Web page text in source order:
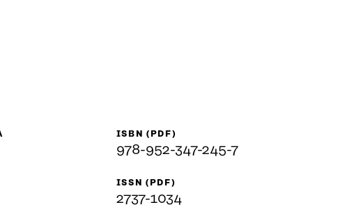
ISBN (PDF)
978-952-347-245-7
ISSN (PDF)
2737-1034